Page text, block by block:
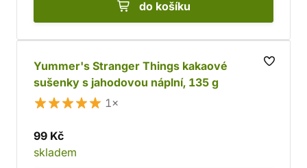
do košíku
Yummer's Stranger Things kakaové
sušenky s jahodovou náplní, 135 g
1×
99 Kč
skladem